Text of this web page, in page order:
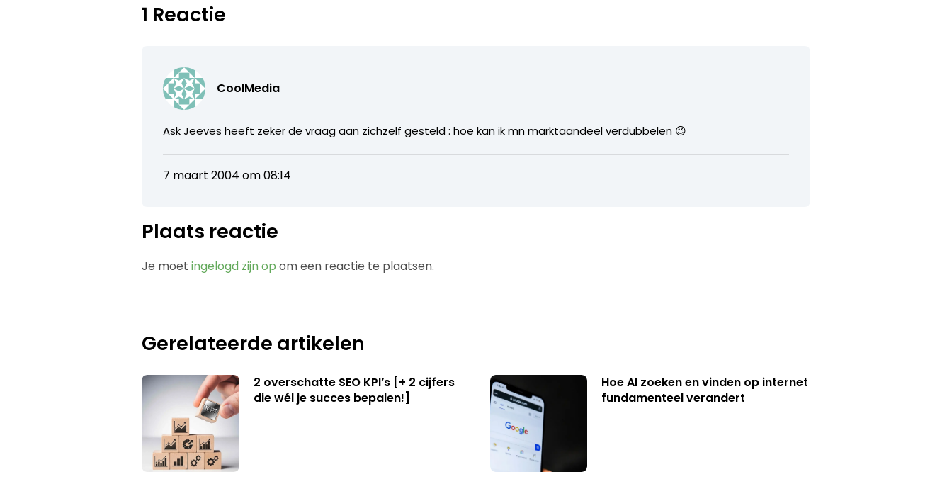
1 Reactie
CoolMedia
Ask Jeeves heeft zeker de vraag aan zichzelf gesteld : hoe kan ik mn marktaandeel verdubbelen 😉
7 maart 2004 om 08:14
Plaats reactie
Je moetingelogd zijn op om een reactie te plaatsen.
Gerelateerde artikelen
2 overschatte SEO KPI’s [+ 2 cijfers
die wél je succes bepalen!]
Hoe AI zoeken en vinden op internet
fundamenteel verandert